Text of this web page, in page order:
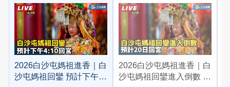
2026白沙屯媽祖進香｜白
沙屯媽祖回鑾 預計下午
2026白沙屯媽祖進香｜白
沙屯媽祖回鑾進入倒數 預